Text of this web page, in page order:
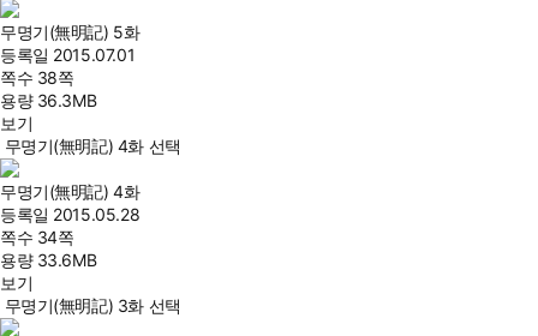
무명기(無明記) 5화
등록일 2015.07.01
쪽수 38쪽
용량 36.3MB
보기
무명기(無明記) 4화 선택
무명기(無明記) 4화
등록일 2015.05.28
쪽수 34쪽
용량 33.6MB
보기
무명기(無明記) 3화 선택